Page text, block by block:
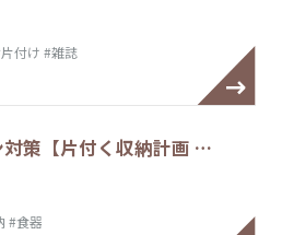
付け #雑誌
策【片付く収納計画 …
#食器